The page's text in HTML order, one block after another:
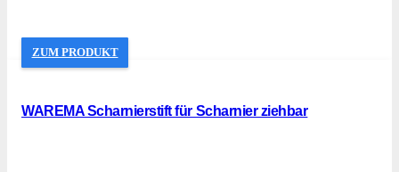
ZUM PRODUKT
WAREMA Scharnierstift für Scharnier ziehbar